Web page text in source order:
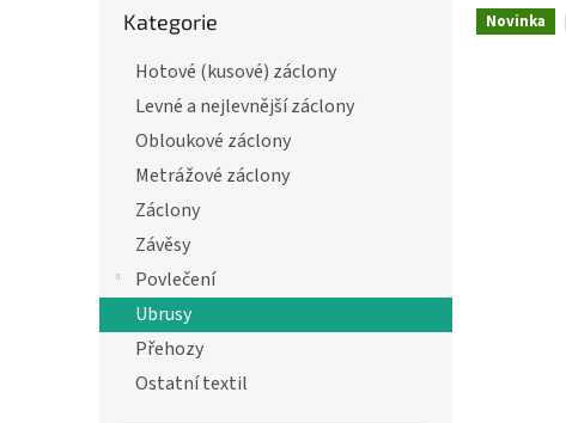
l
kategorie
Kategorie
Hotové (kusové) záclony
Levné a nejlevnější záclony
Obloukové záclony
Metrážové záclony
Záclony
Závěsy
Povlečení
Ubrusy
Přehozy
Ostatní textil
Novinka